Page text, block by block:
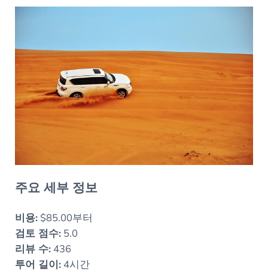
주요 세부 정보
비용:$85.00부터
검토 점수:5.0
리뷰 수:436
투어 길이:4시간